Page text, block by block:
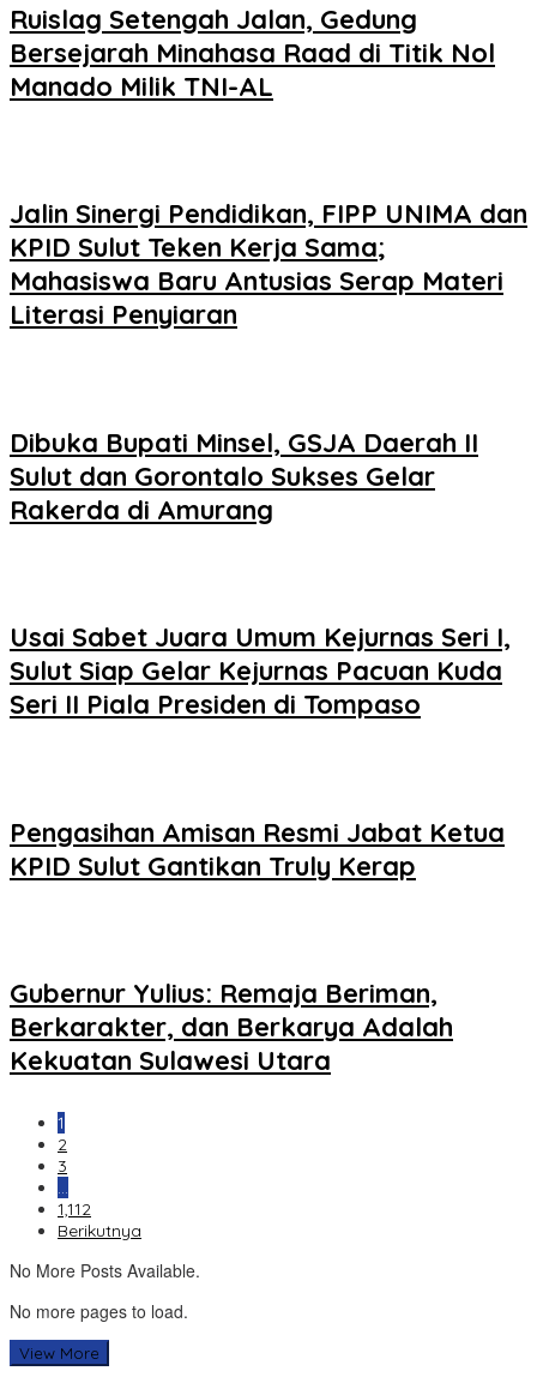
Ruislag Setengah Jalan, Gedung
Bersejarah Minahasa Raad di Titik Nol
Manado Milik TNI-AL
Jalin Sinergi Pendidikan, FIPP UNIMA dan
KPID Sulut Teken Kerja Sama;
Mahasiswa Baru Antusias Serap Materi
Literasi Penyiaran
Dibuka Bupati Minsel, GSJA Daerah II
Sulut dan Gorontalo Sukses Gelar
Rakerda di Amurang
Usai Sabet Juara Umum Kejurnas Seri I,
Sulut Siap Gelar Kejurnas Pacuan Kuda
Seri II Piala Presiden di Tompaso
Pengasihan Amisan Resmi Jabat Ketua
KPID Sulut Gantikan Truly Kerap
Gubernur Yulius: Remaja Beriman,
Berkarakter, dan Berkarya Adalah
Kekuatan Sulawesi Utara
1
2
3
…
1,112
Berikutnya
No More Posts Available.
No more pages to load.
View More